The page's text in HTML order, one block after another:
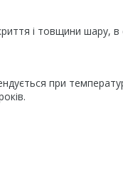
і товщини
при